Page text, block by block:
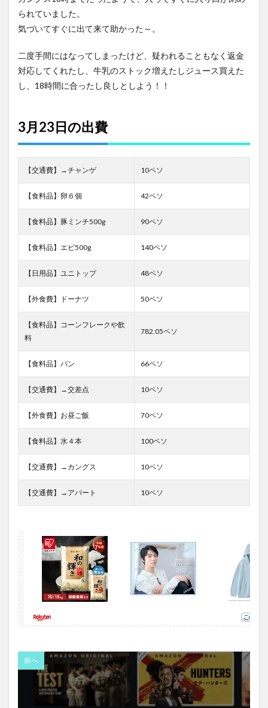
られていました。
気づいてすぐに出て来て助かった～。
二度手間にはなってしまったけど、疑われることもなく返金
対応してくれたし、牛乳のストック増えたしジュース買えた
し、18時間に合ったし良しとしよう！！
3月23日の出費
【交通費】→チャンゲ 10ペソ
【食料品】卵６個 42ペソ
【食料品】豚ミンチ500g 90ペソ
【食料品】エビ500g 140ペソ
【日用品】ユニトップ 48ペソ
【外食費】ドーナツ 50ペソ
【食料品】コーンフレークや飲
料
782.05ペソ
【食料品】パン 66ペソ
【交通費】→交差点 10ペソ
【外食費】お昼ご飯 70ペソ
【食料品】水４本 100ペソ
【交通費】→カングス 10ペソ
【交通費】→アパート 10ペソ
前へ